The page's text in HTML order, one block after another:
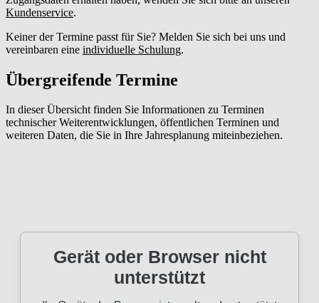
Kundenservice.
Keiner der Termine passt für Sie? Melden Sie sich bei uns und
vereinbaren eine individuelle Schulung.
Übergreifende Termine
In dieser Übersicht finden Sie Informationen zu Terminen
technischer Weiterentwicklungen, öffentlichen Terminen und
weiteren Daten, die Sie in Ihre Jahresplanung miteinbeziehen.